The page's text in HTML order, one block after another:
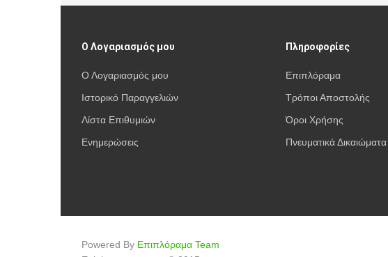
Ο Λογαριασμός μου
Ο Λογαριασμός μου
Ιστορικό Παραγγελιών
Λίστα Επιθυμιών
Ενημερώσεις
Πληροφορίες
Επιπλόραμα
Τρόποι Αποστολής
Όροι Χρήσης
Πνευματικά Δικαιώματα
Powered By Επιπλόραμα Team